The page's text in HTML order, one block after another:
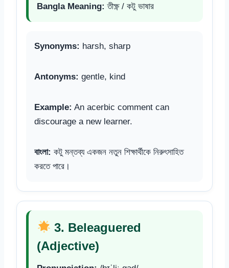
Bangla Meaning: তীক্ষ্ণ / কটু ভাষার
Synonyms: harsh, sharp
Antonyms: gentle, kind
Example: An acerbic comment can
discourage a new learner.
বাংলা: কটু মন্তব্য একজন নতুন শিক্ষার্থীকে নিরুৎসাহিত
করতে পারে।
3. Beleaguered
(Adjective)